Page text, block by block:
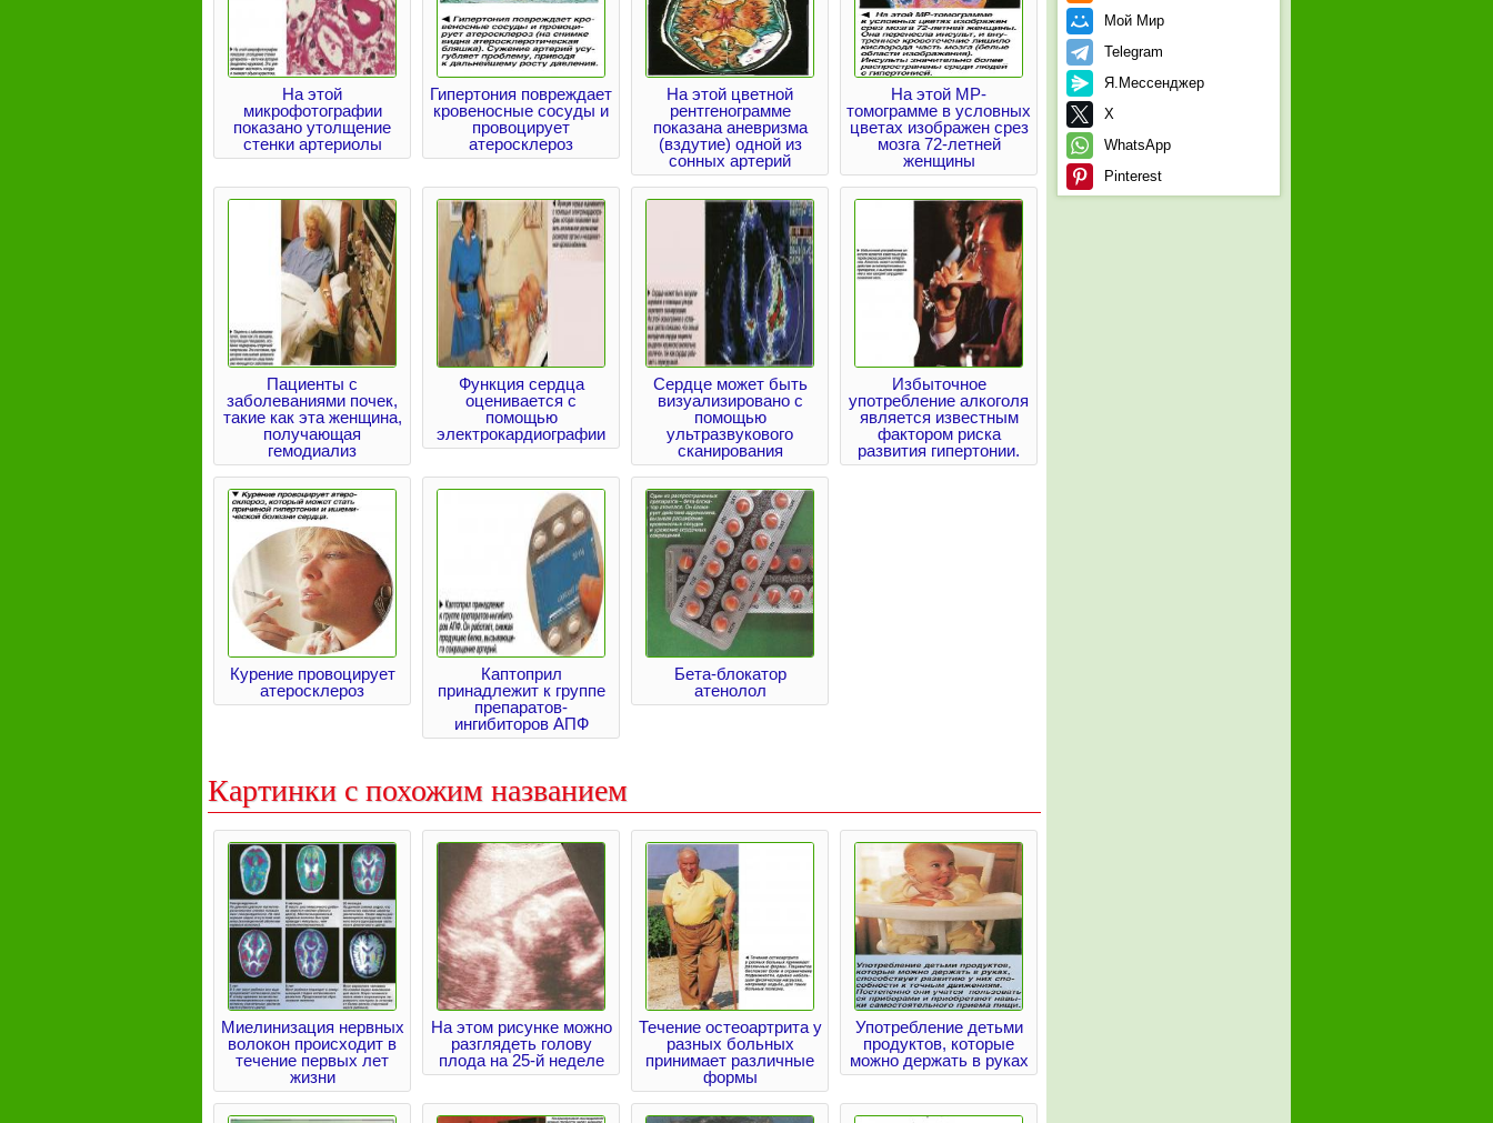
На этой
микрофотографии
показано утолщение
стенки артериолы
Гипертония повреждает
кровеносные сосуды и
провоцирует
атеросклероз
На этой цветной
рентгенограмме
показана аневризма
(вздутие) одной из
сонных артерий
На этой МР-
томограмме в условных
цветах изображен срез
мозга 72-летней
женщины
Пациенты с
заболеваниями почек,
такие как эта женщина,
получающая
гемодиализ
Функция сердца
оценивается с
помощью
электрокардиографии
Сердце может быть
визуализировано с
помощью
ультразвукового
сканирования
Избыточное
употребление алкоголя
является известным
фактором риска
развития гипертонии.
Курение провоцирует
атеросклероз
Каптоприл
принадлежит к группе
препаратов-
ингибиторов АПФ
Бета-блокатор
атенолол
Картинки с похожим названием
Миелинизация нервных
волокон происходит в
течение первых лет
жизни
На этом рисунке можно
разглядеть голову
плода на 25-й неделе
Течение остеоартрита у
разных больных
принимает различные
формы
Употребление детьми
продуктов, которые
можно держать в руках
Мой Мир
Telegram
Я.Мессенджер
X
WhatsApp
Pinterest